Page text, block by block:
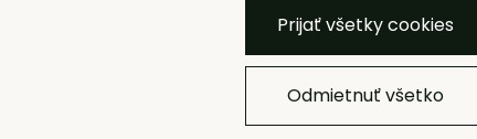
Prijať všetky cookies
Odmietnuť všetko